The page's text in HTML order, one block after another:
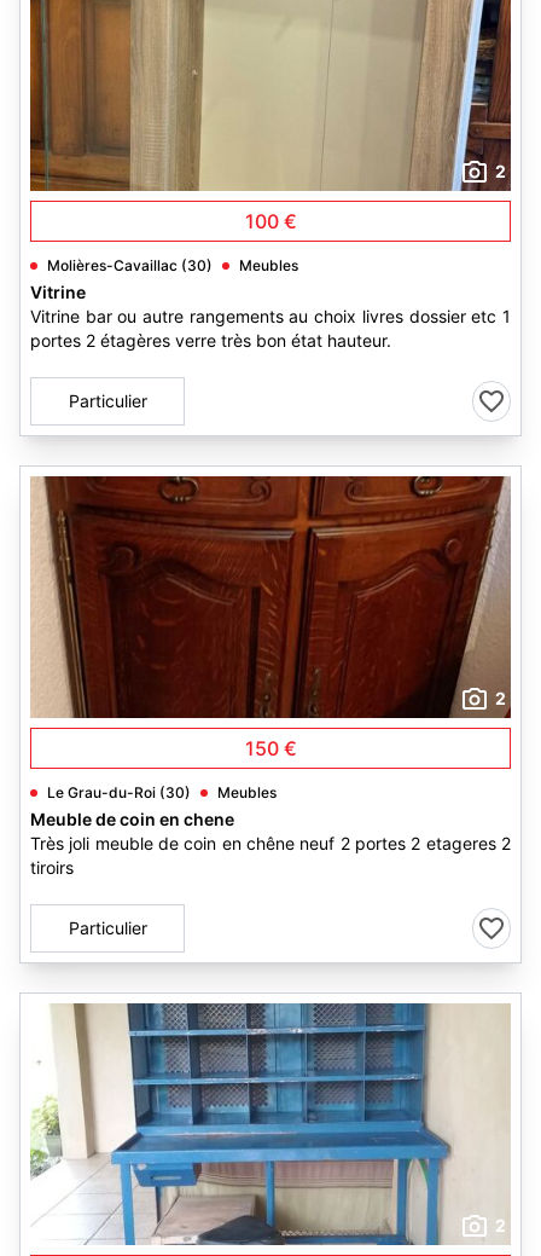
2
100 €
Molières-Cavaillac (30) Meubles
Vitrine
Vitrine bar ou autre rangements au choix livres dossier etc 1
portes 2 étagères verre très bon état hauteur.
Particulier
2
150 €
Le Grau-du-Roi (30) Meubles
Meuble de coin en chene
Très joli meuble de coin en chêne neuf 2 portes 2 etageres 2
tiroirs
Particulier
2